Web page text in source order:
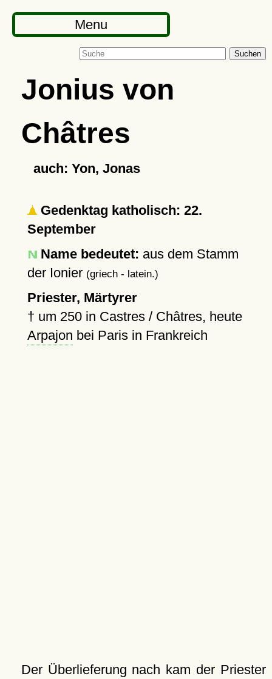
Menu
Suchen
Jonius von
Châtres
auch: Yon, Jonas
Gedenktag katholisch: 22.
September
Name bedeutet: aus dem Stamm
der Ionier (griech - latein.)
Priester, Märtyrer
† um 250in Castres / Châtres, heute
Arpajon bei Paris in Frankreich
Der Überlieferung nach kam der Priester